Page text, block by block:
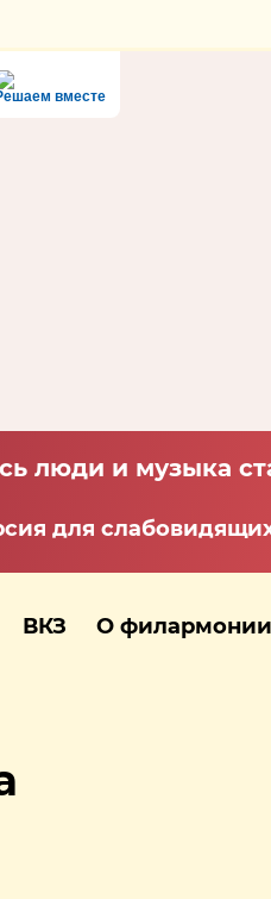
вместе
люди и музыка
для
ВКЗ О филармонии